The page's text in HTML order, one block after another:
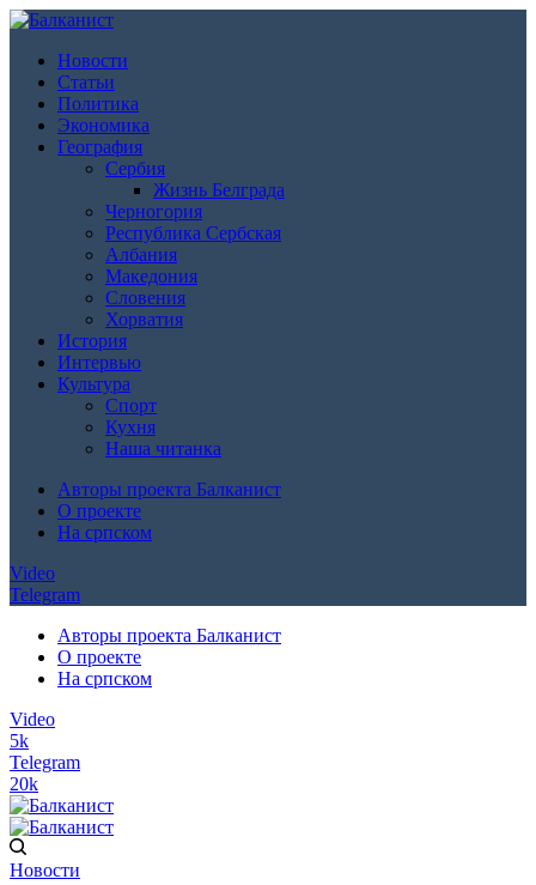
Новости
Статьи
Политика
Экономика
География
Сербия
Жизнь Белграда
Черногория
Республика Сербская
Албания
Македония
Словения
Хорватия
История
Интервью
Культура
Спорт
Кухня
Наша читанка
Авторы проекта Балканист
О проекте
На српском
Video
Telegram
Авторы проекта Балканист
О проекте
На српском
Video
5k
Telegram
20k
Новости